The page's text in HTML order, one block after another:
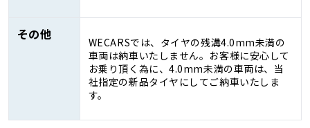
その他
WECARSでは、タイヤの残溝4.0mm未満の
車両は納車いたしません。お客様に安心して
お乗り頂く為に、4.0mm未満の車両は、当
社指定の新品タイヤにしてご納車いたしま
す。